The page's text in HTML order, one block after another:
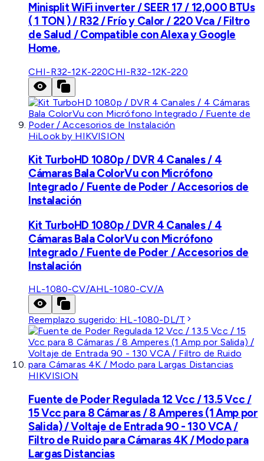
Minisplit WiFi inverter / SEER 17 / 12,000 BTUs
( 1 TON ) / R32 / Frío y Calor / 220 Vca / Filtro
de Salud / Compatible con Alexa y Google
Home.
CHI-R32-12K-220CHI-R32-12K-220
HiLook by HIKVISION
Kit TurboHD 1080p / DVR 4 Canales / 4
Cámaras Bala ColorVu con Micrófono
Integrado / Fuente de Poder / Accesorios de
Instalación
Kit TurboHD 1080p / DVR 4 Canales / 4
Cámaras Bala ColorVu con Micrófono
Integrado / Fuente de Poder / Accesorios de
Instalación
HL-1080-CV/AHL-1080-CV/A
Reemplazo sugerido: HL-1080-DL/T
HIKVISION
Fuente de Poder Regulada 12 Vcc / 13.5 Vcc /
15 Vcc para 8 Cámaras / 8 Amperes (1 Amp por
Salida) / Voltaje de Entrada 90 - 130 VCA /
Filtro de Ruido para Cámaras 4K / Modo para
Largas Distancias